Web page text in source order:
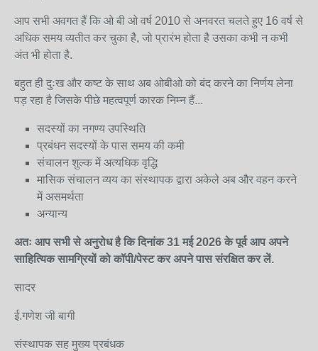
आप सभी अवगत हैं कि ओ बी ओ वर्ष 2010 से अनवरत चलते हुए 16 वर्ष से
अधिक समय व्यतीत कर चुका है, जो प्रारंभ होता है उसका कभी न कभी
अंत भी होता है.
बहुत ही दुःख और कष्ट के साथ अब ओबीओ को बंद करने का निर्णय लेना
पड़ रहा है जिसके पीछे महत्वपूर्ण कारक निम्न हैं...
सदस्यों का नगण्य उपस्थिति
प्रबंधन सदस्यों के पास समय की कमी
संचालन शुल्क में अत्यधिक वृद्धि
मासिक संचालन व्यय का संस्थापक द्वारा अकेले अब और वहन करने
में असमर्थता
अन्यान्य
अतः आप सभी से अनुरोध है कि दिनांक 31 मई 2026 के पूर्व आप अपने
साहित्यिक सामग्रियों को कॉपी/पेस्ट कर अपने पास संरक्षित कर लें.
सादर
ई.गणेश जी बागी
संस्थापक सह मुख्य प्रबंधक